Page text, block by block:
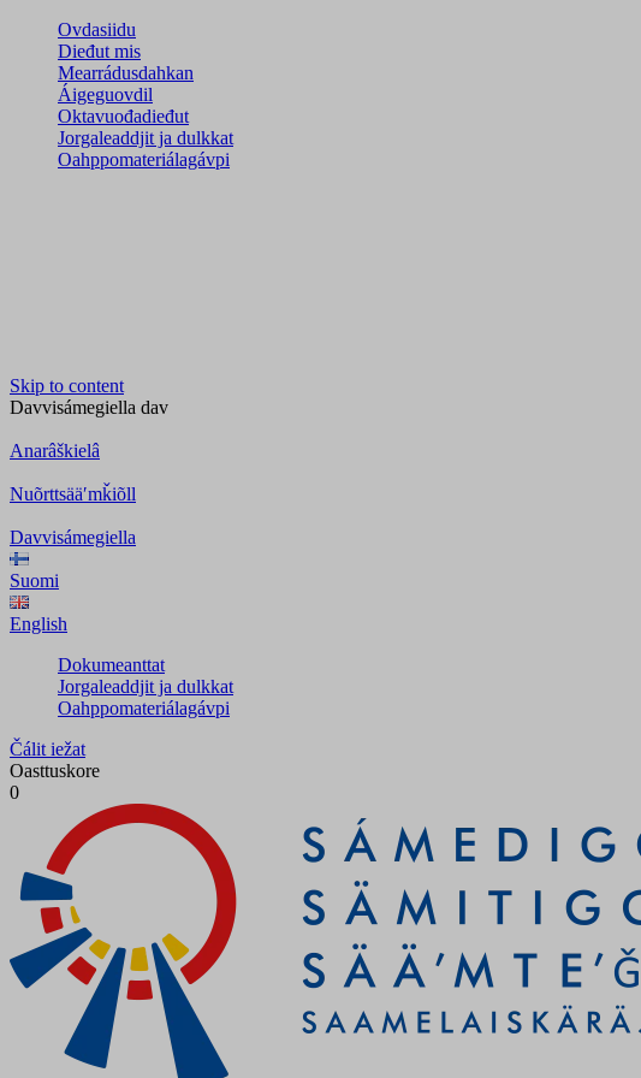
Ovdasiidu
Dieđut mis
Mearrádusdahkan
Áigeguovdil
Oktavuođadieđut
Jorgaleaddjit ja dulkkat
Oahppomateriálagávpi
Skip to content
Davvisámegiella dav
Anarâškielâ
Nuõrttsääʹmǩiõll
Davvisámegiella
Suomi
English
Dokumeanttat
Jorgaleaddjit ja dulkkat
Oahppomateriálagávpi
Čálit iežat
Oasttuskore
0